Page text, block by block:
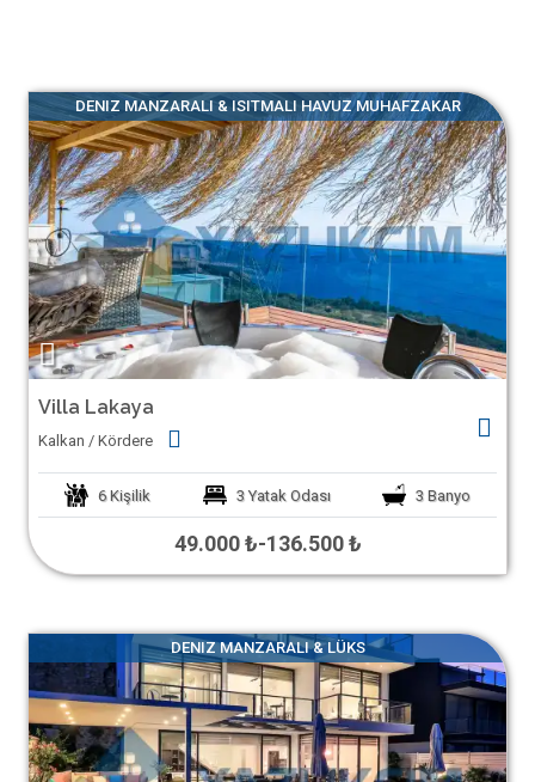
DENIZ MANZARALI & ISITMALI HAVUZ MUHAFZAKAR
Villa Lakaya
Kalkan / Kördere
6 Kişilik 3 Yatak Odası 3 Banyo
49.000 ₺-136.500 ₺
DENIZ MANZARALI & LÜKS